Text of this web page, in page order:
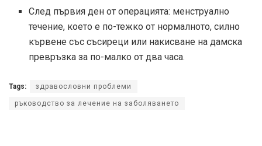
След първия ден от операцията: менструално
течение, което е по-тежко от нормалното, силно
кървене със съсиреци или накисване на дамска
превръзка за по-малко от два часа.
Tags: здравословни проблеми
ръководство за лечение на заболяването